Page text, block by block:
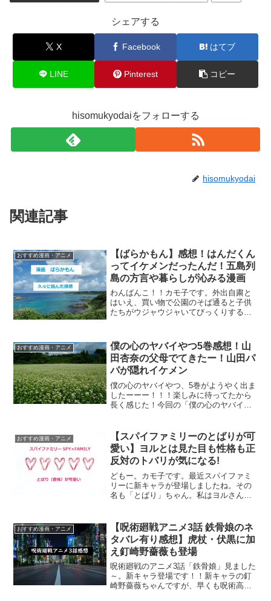
シェアする
X Facebook はてブ
LINE Pinterest コピー
hisomukyodaiをフォローする
hisomukyodai
関連記事
おすすめ漫画・アニメ
【ばらかもん】感想！はんだくん
ってイケメンだったんだ！五島列
島の方言や暮らしが沁みる漫画
わんばんこ！！カモ子です。外出自粛と
はいえ、買い物で公園のそば通ると子供
たちがウジャウジャいてびっくりするん
ー子供たち。さて、カモ子は不要不急の
外出は控えて家の中で漫画...
おすすめ漫画・アニメ
僕の心のヤバイやつ5巻感想！山
田杏奈の父母でてきたー！山田パ
パが隠れイケメン
僕の心のヤバイやつ、5巻がようやく出ま
したーーー！！！楽しみに待ってたから
長く感じた！今回の「僕の心のヤバイや
は以前もちらりと登場したけど今回はも
う少しガッツリ目で。で...
おすすめ漫画・アニメ
【スパイファミリーのとばりが可
愛い】ヨルとは見た目も性格も正
反対のトバリが気になる!
どもー。カモ子です。最近スパイファミ
リーに新キャラが登場しましたね。その
名も「とばり」ちゃん。私はヨルさん大
ちゃんですが、今回は彼女について語ろ
うと思います。とばりちゃ...
おすすめ漫画・アニメ
【呪術廻戦アニメ3話 鉄骨娘のネ
タバレ有り感想】虎杖・伏黒に加
え釘崎野薔薇も登場
呪術廻戦のアニメ3話「鉄骨娘」見ました
～。新キャラ登場です！！新キャラの釘
崎野薔薇ちゃんですが、早くも呪術高専